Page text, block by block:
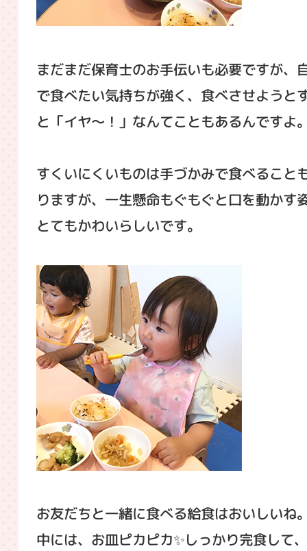
まだまだ保育士のお手伝いも必要ですが、
で食べたい気持ちが強く、食べさせようと
と「イヤ〜！」なんてこともあるんですよ
すくいにくいものは手づかみで食べること
りますが、一生懸命もぐもぐと口を動かす
とてもかわいらしいです。
お友だちと一緒に食べる給食はおいしいね
中には、お皿ピカピカ✨しっかり完食して